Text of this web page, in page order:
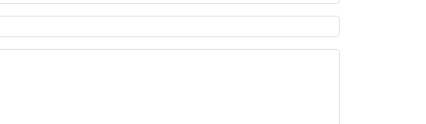
быть слишком короткой — избегайте односложных и чисто
от предмета обсуждения.
в комментарие оскорбления и нецензурную лексику, а
и высказывания, направленные на разжигание расовой,